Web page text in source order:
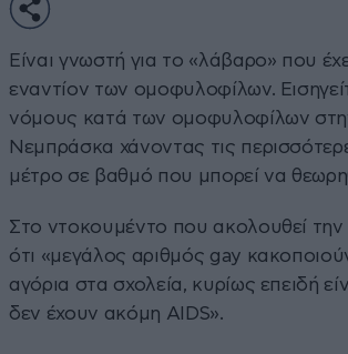
Είναι γνωστή για το «λάβαρο» που
εναντίον των ομοφυλοφίλων.
νόμους κατά των ομοφυλοφίλων
Νεμπράσκα χάνοντας τις
μέτρο σε βαθμό που μπορεί να
Στο ντοκουμέντο που ακολουθεί την
ότι «μεγάλος αριθμός gay
αγόρια στα σχολεία, κυρίως επειδή
δεν έχουν ακόμη AIDS».